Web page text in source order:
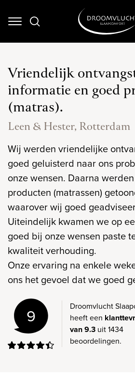
Navigation
Vriendelijk
informatie en goed
(matras).
Leen & Hester, Rotterdam
Wij werden vriendelijke
goed geluisterd naar ons
onze wensen. Daarna
producten (matrassen)
waarover wij goed
Uiteindelijk kwamen we op
goed bij onze wensen paste
kwaliteit verhouding.
Onze ervaring na enkele
ons het gevoel dat we goed
9
Droomvlucht
heeft een
van 9.3 uit 1434
beoordelingen.